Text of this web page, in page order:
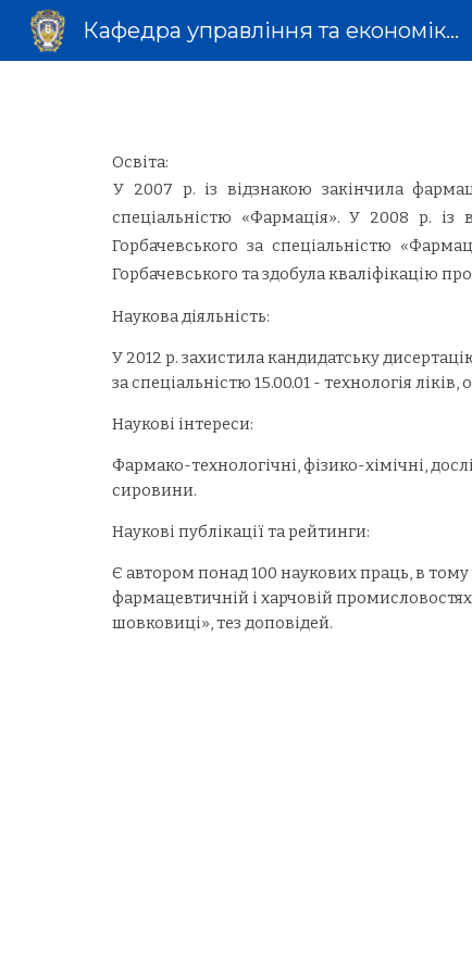
Кафедра управління та економіки фармації з технологією ліків
Освіта:
У 2007 р. із відзнакою закінчила
спеціальністю «Фармація». У 2008 р. із
Горбачевського за спеціальністю
Горбачевського та здобула кваліфікацію
Наукова діяльність:
У 2012 р. захистила кандидатську
за спеціальністю 15.00.01 - технологія
Наукові інтереси:
Фармако-технологічні, фізико-хімічні,
сировини.
Наукові публікації та рейтинги:
Є автором понад 100 наукових праць, в тому
фармацевтичній і харчовій
шовковиці»,тез доповідей.